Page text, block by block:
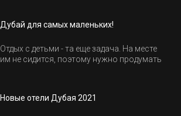
Дубай для самых маленьких!
Отдых с детьми - та еще задача. На месте
им не сидится, поэтому нужно продумать
Новые отели Дубая 2021